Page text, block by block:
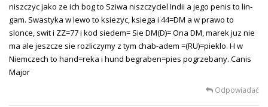
niszczyc jako ze ich bog to Sziwa niszczyciel Indii a jego penis to lin-
gam. Swastyka w lewo to ksiezyc, ksiega i 44=DM a w prawo to
slonce, swit i ZZ=77 i kod siedem= Sie DM(D)= Ona DM, marek juz nie
ma ale jeszcze sie rozliczymy z tym chab-adem =(RU)=pieklo. H w
Niemczech to hand=reka i hund begraben=pies pogrzebany. Canis
Major
Odpowiadać